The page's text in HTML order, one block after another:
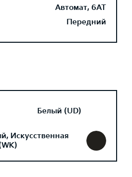
Автомат, 6AT
Передний
Белый (UD)
Искусственная